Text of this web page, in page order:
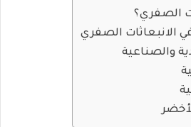
الصفري؟
الانبعاثات الصفري
والصناعية